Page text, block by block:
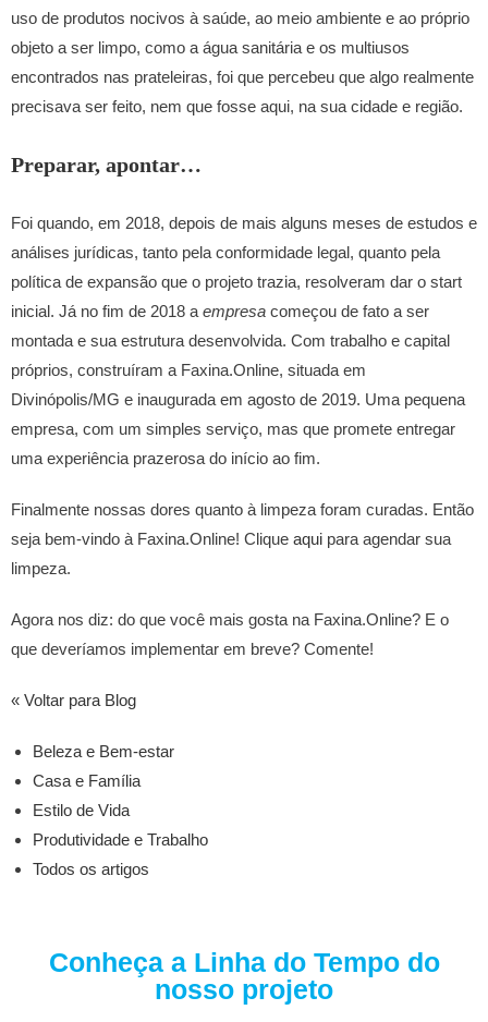
uso de produtos nocivos à saúde, ao meio ambiente e ao próprio
objeto a ser limpo, como a água sanitária e os multiusos
encontrados nas prateleiras, foi que percebeu que algo realmente
precisava ser feito, nem que fosse aqui, na sua cidade e região.
Preparar, apontar…
Foi quando, em 2018, depois de mais alguns meses de estudos e
análises jurídicas, tanto pela conformidade legal, quanto pela
política de expansão que o projeto trazia, resolveram dar o start
inicial. Já no fim de 2018 a empresa começou de fato a ser
montada e sua estrutura desenvolvida. Com trabalho e capital
próprios, construíram a Faxina.Online, situada em
Divinópolis/MG e inaugurada em agosto de 2019. Uma pequena
empresa, com um simples serviço, mas que promete entregar
uma experiência prazerosa do início ao fim.
Finalmente nossas dores quanto à limpeza foram curadas. Então
seja bem-vindo à Faxina.Online! Clique aqui para agendar sua
limpeza.
Agora nos diz: do que você mais gosta na Faxina.Online? E o
que deveríamos implementar em breve? Comente!
« Voltar para Blog
Beleza e Bem-estar
Casa e Família
Estilo de Vida
Produtividade e Trabalho
Todos os artigos
Conheça a Linha do Tempo do
nosso projeto